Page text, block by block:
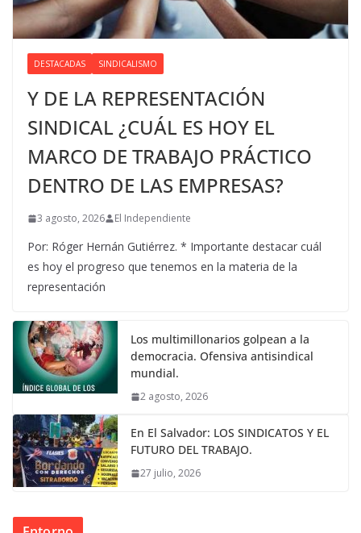
DESTACADAS SINDICALISMO
Y DE LA REPRESENTACIÓN
SINDICAL ¿CUÁL ES HOY EL
MARCO DE TRABAJO PRÁCTICO
DENTRO DE LAS EMPRESAS?
3 agosto, 2026 El Independiente
Por: Róger Hernán Gutiérrez. * Importante destacar cuál
es hoy el progreso que tenemos en la materia de la
representación
Los multimillonarios golpean a la
democracia. Ofensiva antisindical
mundial.
2 agosto, 2026
En El Salvador: LOS SINDICATOS Y EL
FUTURO DEL TRABAJO.
27 julio, 2026